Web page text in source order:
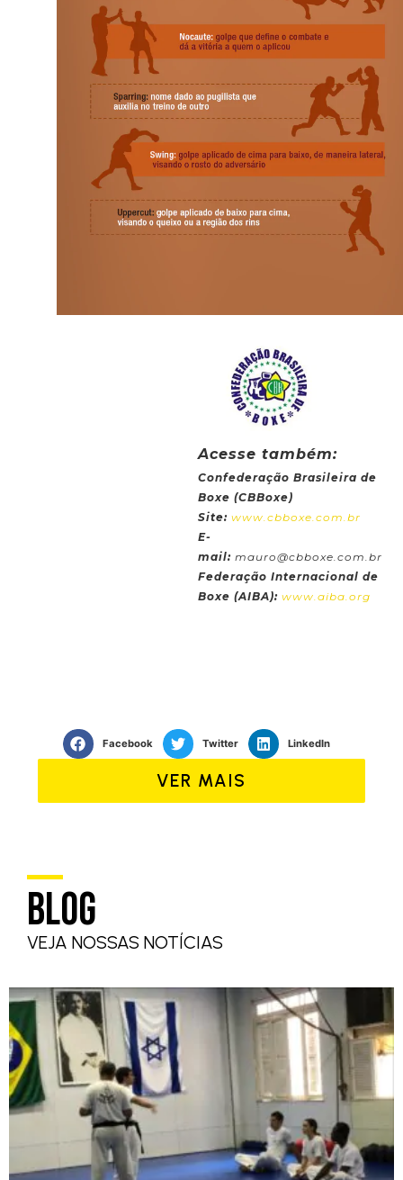
Acesse também:
Confederação Brasileira de
Boxe (CBBoxe)
Site: www.cbboxe.com.br
E-
mail:mauro@cbboxe.com.br
Federação Internacional de
Boxe (AIBA): www.aiba.org
Facebook Twitter LinkedIn
VER MAIS
BLOG
VEJA NOSSAS NOTÍCIAS